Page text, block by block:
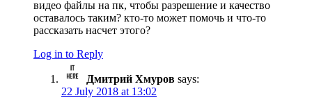
видео файлы на пк, чтобы разрешение и качество
оставалось таким? кто-то может помочь и что-то
рассказать насчет этого?
Log in to Reply
Дмитрий Хмуров says:
22 July 2018 at 13:02